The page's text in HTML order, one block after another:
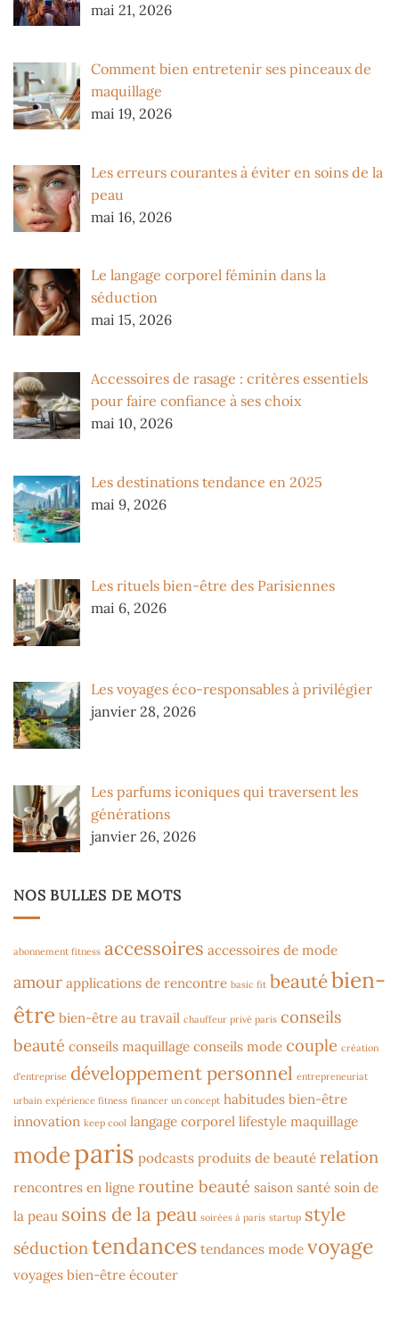
mai 21, 2026
Comment bien entretenir ses pinceaux de
maquillage
mai 19, 2026
Les erreurs courantes à éviter en soins de la
peau
mai 16, 2026
Le langage corporel féminin dans la
séduction
mai 15, 2026
Accessoires de rasage : critères essentiels
pour faire confiance à ses choix
mai 10, 2026
Les destinations tendance en 2025
mai 9, 2026
Les rituels bien-être des Parisiennes
mai 6, 2026
Les voyages éco-responsables à privilégier
janvier 28, 2026
Les parfums iconiques qui traversent les
générations
janvier 26, 2026
NOS BULLES DE MOTS
abonnement fitness accessoires accessoires de mode
amour applications de rencontre basic fit beautébien-
être bien-être au travail chauffeur privé paris conseils
beauté conseils maquillage conseils mode couple création
d'entreprise développement personnel entrepreneuriat
urbain expérience fitness financer un concept habitudes bien-être
innovation keep cool langage corporel lifestyle maquillage
modeparis podcasts produits de beauté relation
rencontres en ligne routine beauté saison santé soin de
la peau soins de la peau soirées à paris startup style
séductiontendances tendances mode voyage
voyages bien-être écouter